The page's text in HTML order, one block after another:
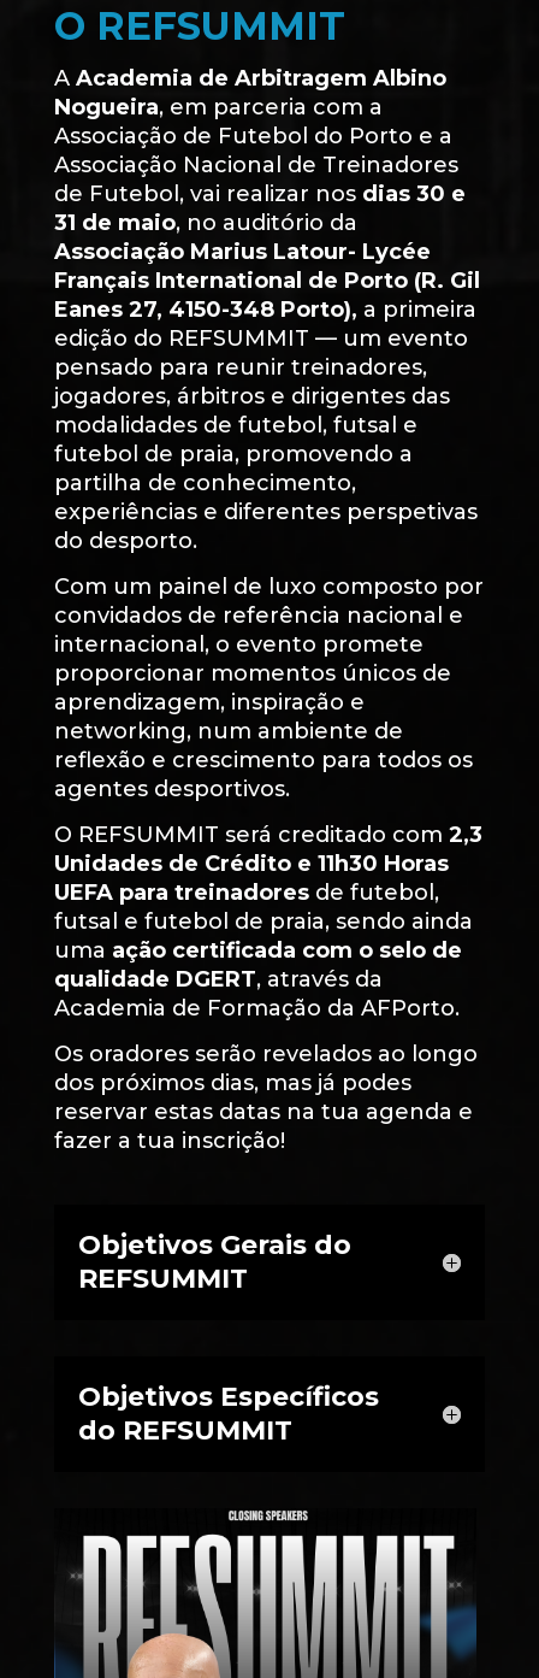
O REFSUMMIT
A Academia de Arbitragem Albino
Nogueira, em parceria com a
Associação de Futebol do Porto e a
Associação Nacional de Treinadores
de Futebol , vai realizar nos dias 30 e
31 de maio, no auditório da
Associação Marius Latour- Lycée
Français International de Porto (R. Gil
Eanes 27, 4150-348 Porto), a primeira
edição do REFSUMMIT — um evento
pensado para reunir treinadores,
jogadores, árbitros e dirigentes das
modalidades de futebol, futsal e
futebol de praia, promovendo a
partilha de conhecimento,
experiências e diferentes perspetivas
do desporto.
Com um painel de luxo composto por
convidados de referência nacional e
internacional, o evento promete
proporcionar momentos únicos de
aprendizagem, inspiração e
networking, num ambiente de
reflexão e crescimento para todos os
agentes desportivos.
O REFSUMMIT será creditado com 2,3
Unidades de Crédito e 11h30 Horas
UEFA para treinadoresde futebol,
futsal e futebol de praia, sendo ainda
uma ação certificada com o selo de
qualidade DGERT, através da
Academia de Formação da AFPorto.
Os oradores serão revelados ao longo
dos próximos dias, mas já podes
reservar estas datas na tua agenda e
fazer a tua inscrição!
Objetivos Gerais do
REFSUMMIT
Objetivos Específicos
do REFSUMMIT